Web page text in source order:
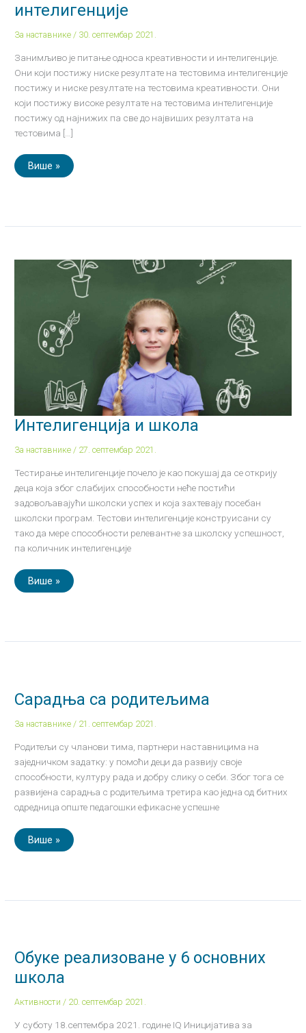
интелигенције
За наставнике / 30. септембар 2021.
Занимљиво је питање односа креативности и интелигенције.
Они који постижу ниске резултате на тестовима интелигенције
постижу и ниске резултате на тестовима креативности. Они
који постижу високе резултате на тестовима интелигенције
постижу од најнижих па све до највиших резултата на
тестовима […]
Више »
Интелигенција и школа
За наставнике / 27. септембар 2021.
Тестирање интелигенције почело је као покушај да се открију
деца која због слабијих способности неће постићи
задовољавајући школски успех и која захтевају посебан
школски програм. Тестови интелигенције конструисани су
тако да мере способности релевантне за школску успешност,
па количник интелигенције
и
школа
Више »
Сарадња са родитељима
За наставнике / 21. септембар 2021.
Родитељи су чланови тима, партнери наставницима на
заједничком задатку: у помоћи деци да развију своје
способности, културу рада и добру слику о себи. Због тога се
развијена сарадња с родитељима третира као једна од битних
одредница опште педагошки ефикасне успешне
Више »
Обуке реализоване у 6 основних
школа
Активности / 20. септембар 2021.
У суботу 18.септембра 2021. године IQ Иницијатива за
6
основних
школа